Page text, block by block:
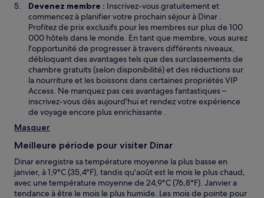
Devenez membre : Inscrivez-vous gratuitement et
commencez à planifier votre prochain séjour à Dinar .
Profitez de prix exclusifs pour les membres sur plus de 100
000 hôtels dans le monde. En tant que membre, vous aurez
l'opportunité de progresser à travers différents niveaux,
débloquant des avantages tels que des surclassements de
chambre gratuits (selon disponibilité) et des réductions sur
la nourriture et les boissons dans certaines propriétés VIP
Access. Ne manquez pas ces avantages fantastiques –
inscrivez-vous dès aujourd'hui et rendez votre expérience
de voyage encore plus enrichissante .
Masquer
Meilleure période pour visiter Dinar
Dinar enregistre sa température moyenne la plus basse en
janvier, à 1,9°C (35,4°F), tandis qu'août est le mois le plus chaud,
avec une température moyenne de 24,9°C (76,8°F). Janvier a
tendance à être le mois le plus humide. Les mois de pointe pour